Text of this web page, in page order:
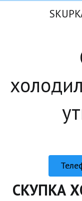
СКУПКА